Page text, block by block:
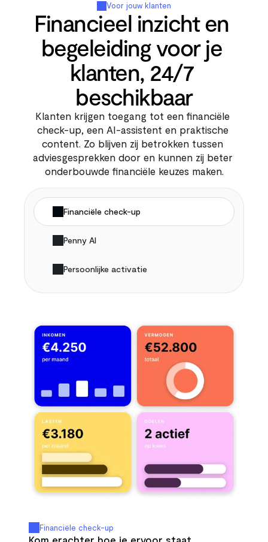
Voor jouw klanten
Financieel inzicht en
begeleiding voor je
klanten, 24/7
beschikbaar
Klanten krijgen toegang tot een financiële
check-up, een AI-assistent en praktische
content. Zo blijven zij betrokken tussen
adviesgesprekken door en kunnen zij beter
onderbouwde financiële keuzes maken.
Financiële check-up
Penny AI
Persoonlijke activatie
Financiële check-up
Kom erachter hoe je ervoor staat